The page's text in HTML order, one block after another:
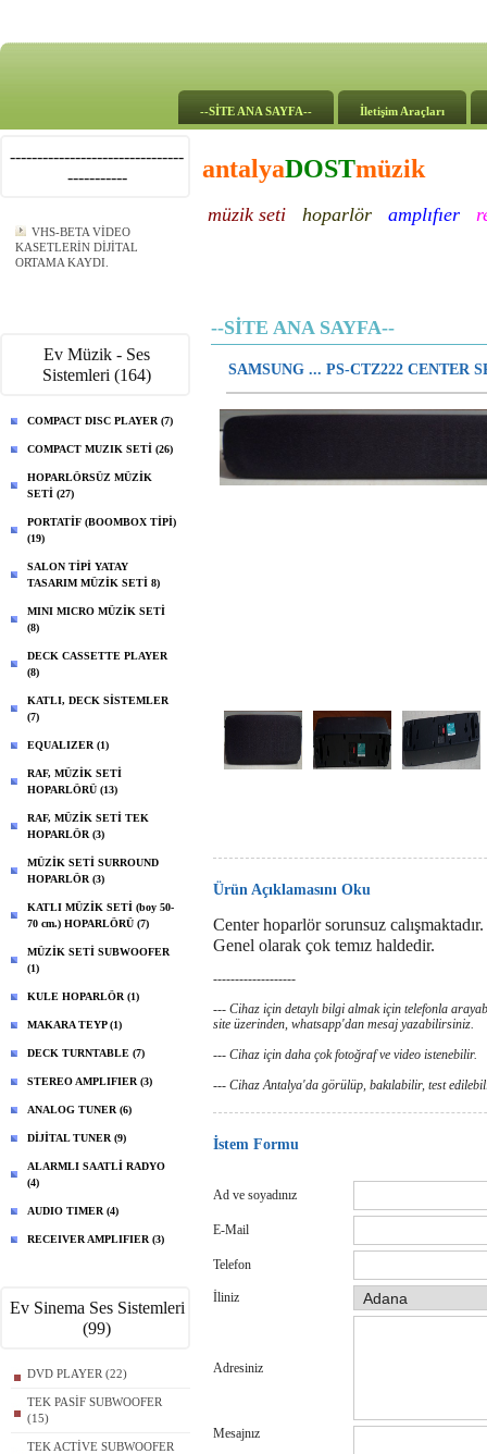
--SİTE ANA SAYFA-- İletişim Araçları
--------------------------------
-----------
VHS-BETA VİDEO
KASETLERİN DİJİTAL
ORTAMA KAYDI.
Ev Müzik - Ses
Sistemleri (164)
COMPACT DISC PLAYER (7)
COMPACT MUZIK SETİ (26)
HOPARLÖRSÜZ MÜZİK
SETİ (27)
PORTATİF (BOOMBOX TİPİ)
(19)
SALON TİPİ YATAY
TASARIM MÜZİK SETİ 8)
MINI MICRO MÜZİK SETİ
(8)
DECK CASSETTE PLAYER
(8)
KATLI, DECK SİSTEMLER
(7)
EQUALIZER (1)
RAF, MÜZİK SETİ
HOPARLÖRÜ (13)
RAF, MÜZİK SETİ TEK
HOPARLÖR (3)
MÜZİK SETİ SURROUND
HOPARLÖR (3)
KATLI MÜZİK SETİ (boy 50-
70 cm.) HOPARLÖRÜ (7)
MÜZİK SETİ SUBWOOFER
(1)
KULE HOPARLÖR (1)
MAKARA TEYP (1)
DECK TURNTABLE (7)
STEREO AMPLIFIER (3)
ANALOG TUNER (6)
DİJİTAL TUNER (9)
ALARMLI SAATLİ RADYO
(4)
AUDIO TIMER (4)
RECEIVER AMPLIFIER (3)
Ev Sinema Ses Sistemleri
(99)
DVD PLAYER (22)
TEK PASİF SUBWOOFER
(15)
TEK ACTİVE SUBWOOFER
antalyaDOSTmüzik
müzik seti hoparlör amplıfıer
--SİTE ANA SAYFA--
SAMSUNG ... PS-CTZ222 CENTER
Ürün Açıklamasını Oku
Center hoparlör sorunsuz calışmaktadır.
Genel olarak çok temız haldedir.
-------------------
--- Cihaz için detaylı bilgi almak için telefonla
site üzerinden, whatsapp'dan mesaj yazabilirsiniz.
--- Cihaz için daha çok fotoğraf ve video istenebilir.
--- Cihaz Antalya'da görülüp, bakılabilir, test
İstem Formu
Ad ve soyadınız
E-Mail
Telefon
İliniz
Adresiniz
Mesajnız